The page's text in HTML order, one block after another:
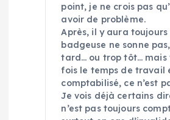
point, je ne crois pas
avoir de problème.
Après, il y aura toujours
badgeuse ne sonne
tard… ou trop tôt… mais
fois le temps de travail
comptabilisé, ce n’est
Je vois déjà certains
n’est pas toujours